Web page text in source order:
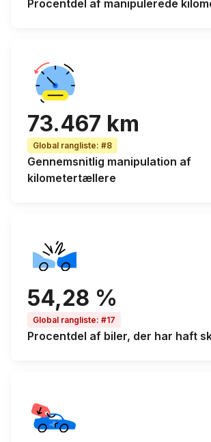
Procentdel af manipulerede
73.467 km
Global rangliste: #8
Gennemsnitlig manipulation af
kilometertællere
54,28 %
Global rangliste: #17
Procentdel af biler, der har haft